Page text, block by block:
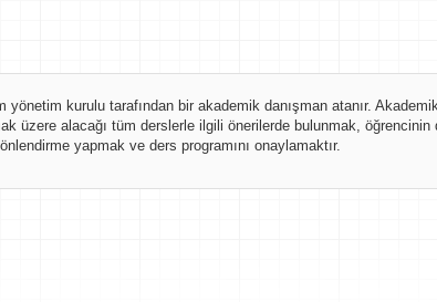
yönetim kurulu tarafından bir akademik danışman atanır.
üzere alacağı tüm derslerle ilgili önerilerde bulunmak,
yapmak ve ders programını onaylamaktır.